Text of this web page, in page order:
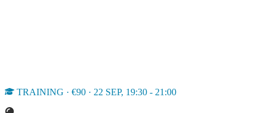
TRAINING · €90 · 22 SEP, 19:30 - 21:00